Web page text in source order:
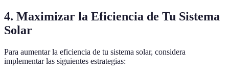
4. Maximizar la Eficiencia de Tu Sistema
Solar
Para aumentar la eficiencia de tu sistema solar, considera
implementar las siguientes estrategias: